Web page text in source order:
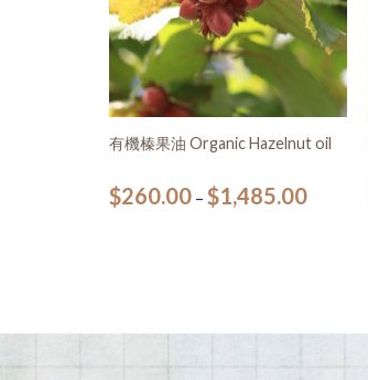
有機榛果油 Organic Hazelnut oil
$260.00 –$1,485.00